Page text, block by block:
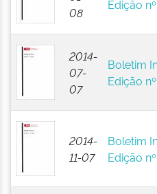
08
Edição nº
2014-
07-
07
Boletim
Edição
2014-
11-07
Boletim
Edição nº